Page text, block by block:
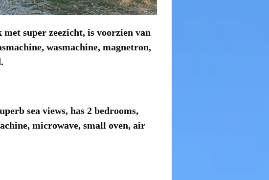
super zeezicht, is voorzien van
wasmachine, magnetron,
sea views, has 2 bedrooms,
, microwave, small oven, air